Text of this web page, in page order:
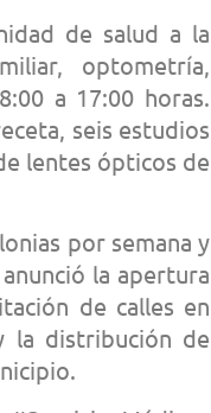
de salud a la
optometría,
a 17:00 horas.
seis estudios
lentes ópticos de
por semana y
la apertura
de calles en
la distribución de